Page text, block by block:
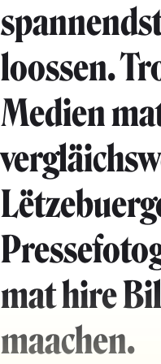
loossen.
Medien
mat hire
maachen.